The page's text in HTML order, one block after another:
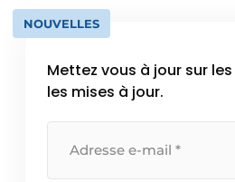
NOUVELLES
Mettez vous à jour sur
les mises à jour.